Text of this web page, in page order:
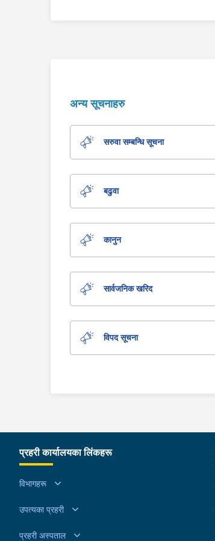
अन्य सूचनाहरु
सरुवा सम्बन्धि सूचना
बढुवा
कानुन
सार्वजनिक खरिद
विपद सूचना
प्रहरी कार्यालयका लिंकहरू
विभागहरू
उपत्यका प्रहरी
प्रहरी अस्पताल